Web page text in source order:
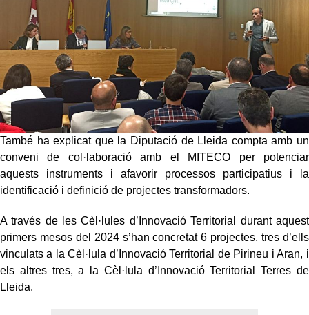
També ha explicat que la Diputació de Lleida compta amb un
conveni de col·laboració amb el MITECO per potenciar
aquests instruments i afavorir processos participatius i la
identificació i definició de projectes transformadors.
A través de les Cèl·lules d’Innovació Territorial durant aquest
primers mesos del 2024 s’han concretat 6 projectes, tres d’ells
vinculats a la Cèl·lula d’Innovació Territorial de Pirineu i Aran, i
els altres tres, a la Cèl·lula d’Innovació Territorial Terres de
Lleida.